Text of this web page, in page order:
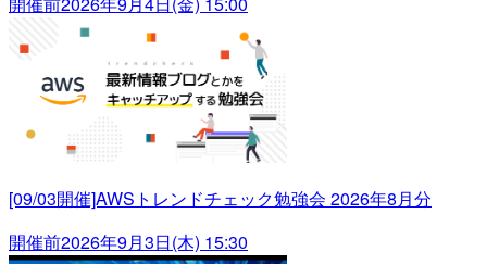
[09/03開催]AWSトレンドチェック勉強会 2026年8月分
開催前2026年9月3日(木) 15:30